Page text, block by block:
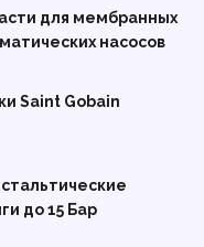
для мембранных
насосов
Saint Gobain
до 15 Бар